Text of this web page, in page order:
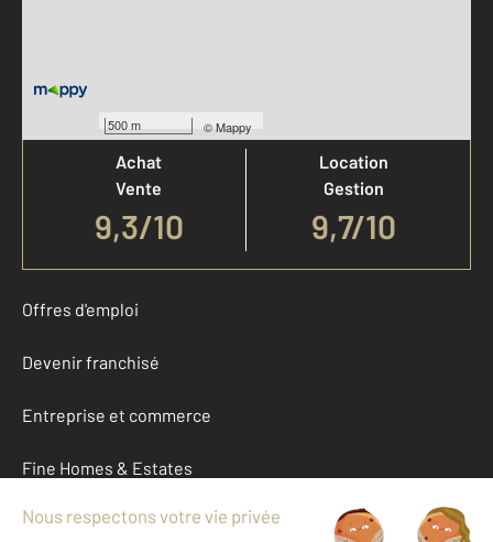
500 m ©Mappy
Votre agence est notée
Achat
Vente
9,3/10
Location
Gestion
9,7/10
Offres d'emploi
Devenir franchisé
Entreprise et commerce
Fine Homes & Estates
À propos